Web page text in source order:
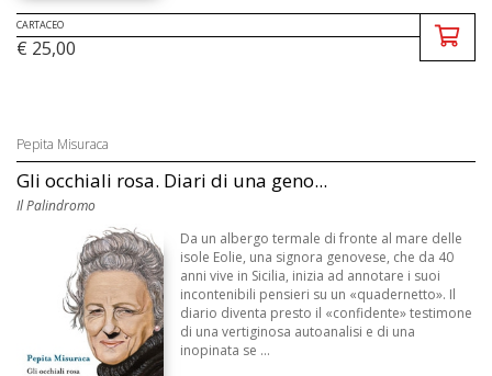
CARTACEO
€ 25,00
Pepita Misuraca
Gli occhiali rosa. Diari di una geno...
Il Palindromo
Da un albergo termale di fronte al mare delle
isole Eolie, una signora genovese, che da 40
anni vive in Sicilia, inizia ad annotare i suoi
incontenibili pensieri su un «quadernetto». Il
diario diventa presto il «confidente» testimone
di una vertiginosa autoanalisi e di una
inopinata se ...